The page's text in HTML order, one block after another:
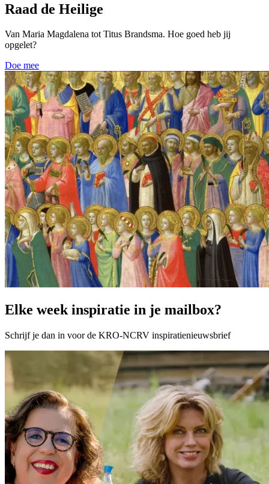
Raad de Heilige
Van Maria Magdalena tot Titus Brandsma. Hoe goed heb jij
opgelet?
Doe mee
Elke week inspiratie in je mailbox?
Schrijf je dan in voor de KRO-NCRV inspiratienieuwsbrief